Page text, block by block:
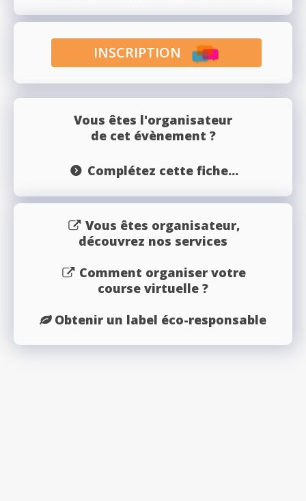
INSCRIPTION
Vous êtes l'organisateur
de cet évènement ?
Complétez cette fiche...
Vous êtes organisateur,
découvrez nos services
Comment organiser votre
course virtuelle ?
Obtenir un label éco-responsable